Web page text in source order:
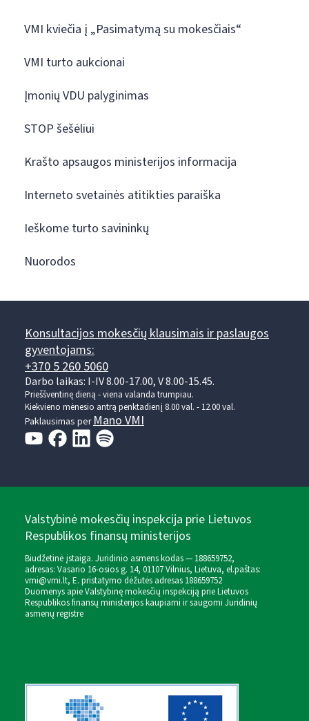
VMI kviečia į „Pasimatymą su mokesčiais“
VMI turto aukcionai
Įmonių VDU palyginimas
STOP šešėliui
Krašto apsaugos ministerijos informacija
Interneto svetainės atitikties paraiška
Ieškome turto savininkų
Nuorodos
Konsultacijos mokesčių klausimais ir paslaugos
gyventojams:
+370 5 260 5060
Darbo laikas: I-IV 8.00-17.00, V 8.00-15.45.
Prieššventinę dieną - viena valanda trumpiau.
Kiekvieno mėnesio antrą penktadienį 8.00 val. - 12.00 val.
Paklausimas per Mano VMI
Valstybinė mokesčių inspekcija prie Lietuvos
Respublikos finansų ministerijos
Biudžetinė įstaiga. Juridinio asmens kodas — 188659752,
adresas: Vasario 16-osios g. 14, 01107 Vilnius, Lietuva, el.paštas:
vmi@vmi.lt, E. pristatymo dėžutės adresas 188659752
Duomenys apie Valstybinę mokesčių inspekciją prie Lietuvos
Respublikos finansų ministerijos kaupiami ir saugomi Juridinių
asmenų registre